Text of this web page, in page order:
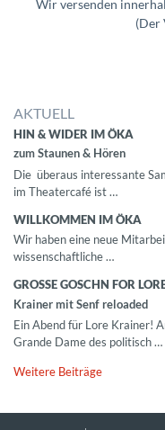
Wir versenden
(Der
AKTUELL
HIN & WIDER IM ÖKA
zum Staunen & Hören
Die überaus interessante
im Theatercafé ist …
WILLKOMMEN IM ÖKA
Wir haben eine neue
wissenschaftliche …
GROSSE GOSCHN FOR LORE
Krainer mit Senf reloaded
Ein Abend für Lore Krainer!
Grande Dame des politisch …
Weitere Beiträge